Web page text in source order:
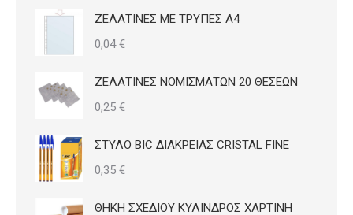
σελίδα
ΖΕΛΑΤΙΝΕΣ ΜΕ ΤΡΥΠΕΣ Α4
0,04€
ΖΕΛΑΤΙΝΕΣ ΝΟΜΙΣΜΑΤΩΝ 20 ΘΕΣΕΩΝ
0,25 €
ΣΤΥΛΟ BIC ΔΙΑΚΡΕΙΑΣ CRISTAL FINE
0,35 €
ΘΗΚΗ ΣΧΕΔΙΟΥ ΚΥΛΙΝΔΡΟΣ ΧΑΡΤΙΝΗ